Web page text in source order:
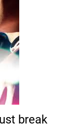
break